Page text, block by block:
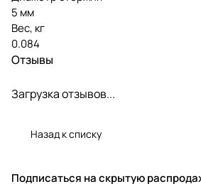
5 мм
Вес, кг
0.084
Отзывы
Загрузка отзывов...
Назад к списку
Подписаться на скрытую